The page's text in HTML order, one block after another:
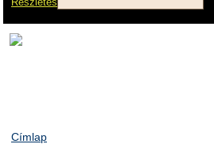
Címlap